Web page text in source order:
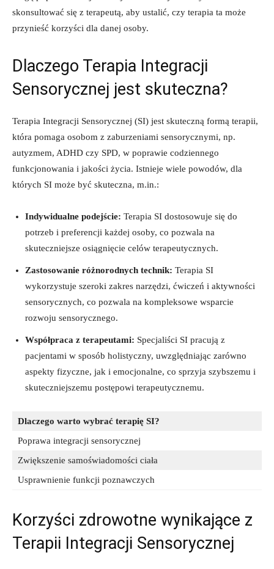
‍skonsultować ​się z terapeutą, aby‌ ustalić,‍ czy terapia ta może
przynieść korzyści dla danej osoby.
Dlaczego Terapia Integracji
Sensorycznej jest skuteczna?
Terapia Integracji Sensorycznej (SI) ⁣jest skuteczną ⁢formą terapii,‍
która pomaga osobom⁣ z zaburzeniami sensorycznymi, np.
autyzmem, ADHD czy SPD, w ⁤poprawie codziennego
funkcjonowania i jakości życia. Istnieje wiele⁣ powodów, dla
których SI może być⁤ skuteczna, m.in.:
Indywidualne podejście: Terapia SI ‍dostosowuje się do
potrzeb i preferencji⁢ każdej osoby, co pozwala ‌na
skuteczniejsze osiągnięcie⁣ celów terapeutycznych.
Zastosowanie różnorodnych technik: Terapia⁢ SI
wykorzystuje szeroki zakres narzędzi, ćwiczeń i aktywności
sensorycznych, co pozwala na kompleksowe⁢ wsparcie⁣
rozwoju‍ sensorycznego.
Współpraca z terapeutami: Specjaliści SI pracują z
pacjentami w sposób holistyczny, uwzględniając zarówno
aspekty fizyczne, jak i emocjonalne, co‍ sprzyja szybszemu i
skuteczniejszemu postępowi terapeutycznemu.
Dlaczego warto wybrać terapię SI?
Poprawa integracji sensorycznej
Zwiększenie‌ samoświadomości ciała
Usprawnienie funkcji poznawczych
Korzyści zdrowotne wynikające z
Terapii Integracji Sensorycznej